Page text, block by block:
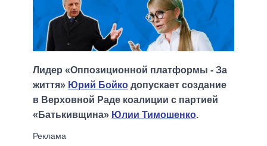
Лидер «Оппозиционной платформы - За
життя» Юрий Бойко допускает создание
в Верховной Раде коалиции с партией
«Батькивщина» Юлии Тимошенко.